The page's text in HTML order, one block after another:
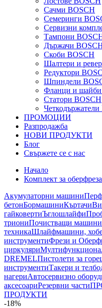
Сачми BOSCH
Семеринги
Сервизни
Тампони
Държачи
Скоби BOSCH
Шалтери и
Редуктори
Шпиндели
Фланци и
Статори BOSCH
ПРОМОЦИИ
Разпродажба
НОВИ ПРОДУКТИ
Блог
Свържете се с нас
Начало
Комплект за
Акумулаторни машини
бетонБормашиниКъртачи
гайковертиЪглошлайфи
триониПочистващи машини
техникаШлайфмашини,
инструментиФрези и
циркуляри
DREMELПистолети за
инструментиТакери и
нагериАвтосервизно
аксесоариРезервни части
ПРОДУКТИ
-18%